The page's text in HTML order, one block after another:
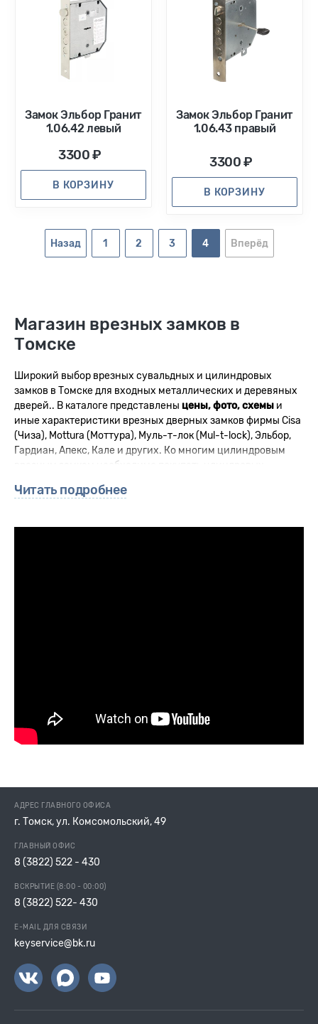
Замок Эльбор Гранит
1.06.42 левый
3300 ₽
В КОРЗИНУ
Замок Эльбор Гранит
1.06.43 правый
3300 ₽
В КОРЗИНУ
Назад 1 2 3 4 Вперёд
Магазин врезных замков в
Томске
Широкий выбор врезных сувальдных и цилиндровых
замков в Томске для входных металлических и деревяных
дверей.. В каталоге представлены цены, фото, схемы и
иные характеристики врезных дверных замков фирмы Cisa
(Чиза), Mottura (Моттура), Муль-т-лок (Mul-t-lock), Эльбор,
Гардиан, Апекс, Кале и других. Ко многим цилиндровым
врезным замкам необходимо покупать цлиндровых
Купить врезной замок в Томске можно в наших магазинах
Читать подробнее
АДРЕС ГЛАВНОГО ОФИСА
г. Томск, ул. Комсомольский, 49
ГЛАВНЫЙ ОФИС
8 (3822) 522 - 430
ВСКРЫТИЕ (8:00 - 00:00)
8 (3822) 522- 430
E-MAIL ДЛЯ СВЯЗИ
keyservice@bk.ru